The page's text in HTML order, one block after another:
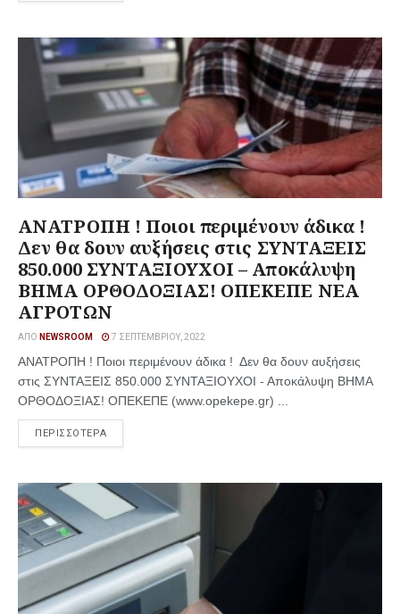
ΑΝΑΤΡΟΠΗ ! Ποιοι περιμένουν άδικα !
Δεν θα δουν αυξήσεις στις ΣΥΝΤΑΞΕΙΣ
850.000 ΣΥΝΤΑΞΙΟΥΧΟΙ – Αποκάλυψη
ΒΗΜΑ ΟΡΘΟΔΟΞΙΑΣ! ΟΠΕΚΕΠΕ ΝΕΑ
ΑΓΡΟΤΩΝ
ΑΠΌ NEWSROOM 7 ΣΕΠΤΕΜΒΡΊΟΥ, 2022
ΑΝΑΤΡΟΠΗ ! Ποιοι περιμένουν άδικα ! Δεν θα δουν αυξήσεις
στις ΣΥΝΤΑΞΕΙΣ 850.000 ΣΥΝΤΑΞΙΟΥΧΟΙ - Αποκάλυψη ΒΗΜΑ
ΟΡΘΟΔΟΞΙΑΣ! ΟΠΕΚΕΠΕ (www.opekepe.gr) ...
ΠΕΡΙΣΣΟΤΕΡΑ